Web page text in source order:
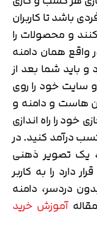
باشد تا کاربران
و محصولات را
واقع همان دامنه
و باید شما بعد از
سایت خود را روی
هاست و دامنه و
را راه اندازی
درآمد کنید. در
یک تصویر ذهنی
دارد را به کاربر
دردسر، دامنه
آموزش خرید